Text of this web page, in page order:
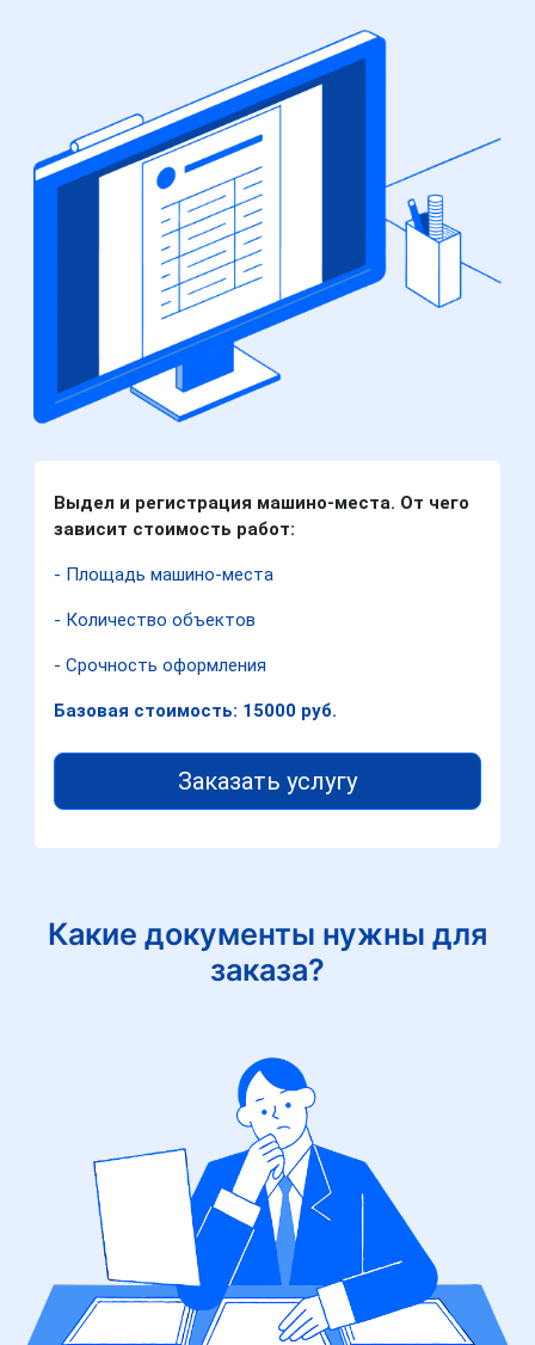
Выдел и регистрация машино-места. От чего
зависит стоимость работ:
- Площадь машино-места
- Количество объектов
- Срочность оформления
Базовая стоимость: 15000 руб.
Заказать услугу
Какие документы нужны для
заказа?